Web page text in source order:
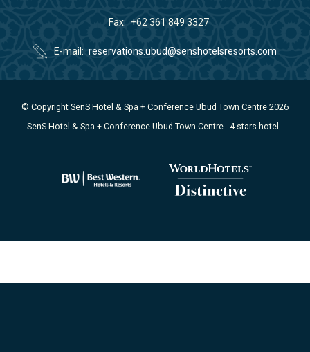
Fax +62 361 849 3327
E-mail reservations.ubud@senshotelsresorts.com
© Copyright SenS Hotel & Spa + Conference Ubud Town Centre 2026
SenS Hotel & Spa + Conference Ubud Town Centre - 4 stars hotel -